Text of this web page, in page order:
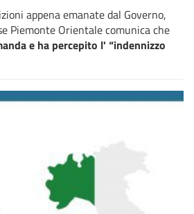
appena emanate dal Governo,
Piemonte Orientale comunica che
e ha percepito l' “indennizzo